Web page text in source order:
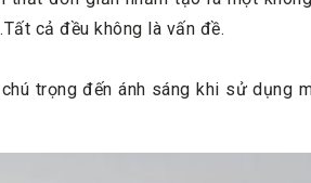
cả đều không là vấn đề.
trọng đến ánh sáng khi sử